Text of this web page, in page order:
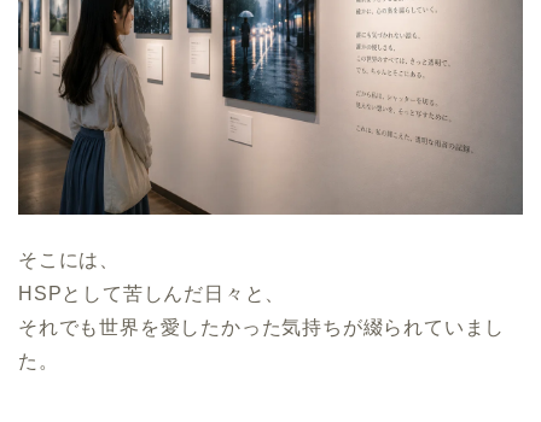
そこには、
HSPとして苦しんだ日々と、
それでも世界を愛したかった気持ちが綴られていまし
た。